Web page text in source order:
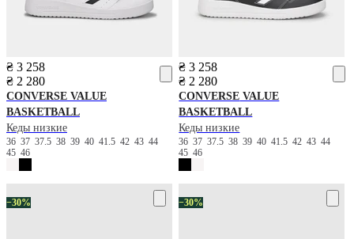
₴ 3 258
₴ 2 280
CONVERSE VALUE
BASKETBALL
Кеды низкие
36 37 37.5 38 39 40 41.5 42 43 44
45 46
₴ 3 258
₴ 2 280
CONVERSE VALUE
BASKETBALL
Кеды низкие
363737.538394041.5424344
4546
−30% −30%